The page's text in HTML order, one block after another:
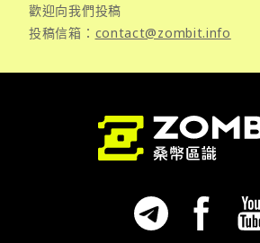
歡迎向我們投稿
投稿信箱： contact@zombit.info